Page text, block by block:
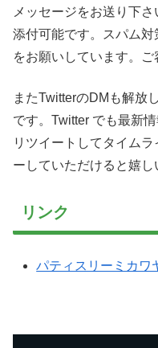
メッセージをお送り下
添付可能です。スパム
をお願いしています。ご
またTwitterのDMも解放
です。Twitter でも最新
リツイートしてタイム
ーしていただけると嬉し
リンク
パティスリーミカワ